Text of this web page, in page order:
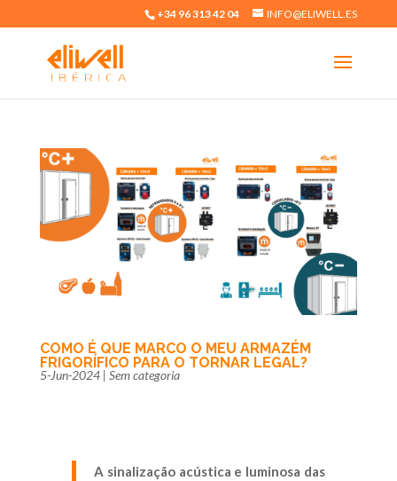
+34 96 313 42 04 INFO@ELIWELL.ES
COMO É QUE MARCO O MEU ARMAZÉM
FRIGORÍFICO PARA O TORNAR LEGAL?
5-Jun-2024| Sem categoria
A sinalização acústica e luminosa das